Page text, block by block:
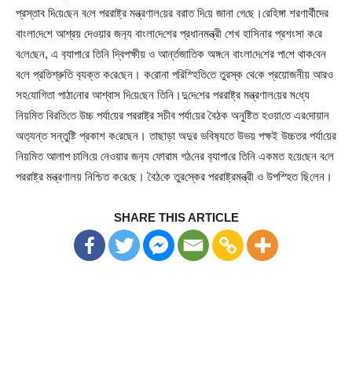
প্রস্তাব দি‌য়ে‌ছেন ব‌লে পররাষ্ট্র মন্ত্রণাল‌য়ের বরাত দি‌য়ে জানা গে‌ছে।রে‌হিঙ্গা শরণার্থীদের
বাংলা‌দে‌শে আশ্রয় দেওয়ার জন‌্য বাংলা‌দে‌শের প্রধানমন্ত্রী শেখ হা‌সিনার প্রশংসা ক‌রে‌
ব‌লে‌ছেন, এ ব‌্যাপা‌রে তি‌নি দ্বিপক্ষীয় ও আর্ন্তজা‌তিক অঙ্গ‌নে বাংলা‌দে‌শের পা‌শে থাক‌বেন
ব‌লে প্রতিশ্রু‌তি ব‌্যক্ত ক‌রে‌ছেন। ক‌রোনা প‌রি‌স্হি‌তি‌তে তুরস্ক থে‌কে প্রয়োজনীয় আরও
সহ‌যো‌গিতা পাঠা‌নোর আশ্বাস দি‌য়ে‌ছেন তি‌নি।দু‌দে‌শের পররাষ্ট্র মন্ত্রণাল‌য়ের ম‌ধ্যে
নিয়‌মিত বিরতি‌তে উচ্চ পর্যা‌য়ের পররাষ্ট্র সচীব পর্যা‌য়ের বৈঠক অনু‌ষ্টিত হওয়া‌তে এর‌দোয়ান
অত‌্যন্ত সন্তু‌ষ্টি প্রকাশ ক‌রেছেন। তাছাড়া অদুর ভ‌বিষ‌্যতে উভয় পক্ষই উচ্চতর পর্যা‌য়ের
নিয়‌মিত আলাপ চালি‌য়ে নেওয়ার জন‌্য ফোরাম গঠ‌নের ব‌্যাপা‌রে তি‌নি একমত হ‌য়ে‌ছেন ব‌লে
পররাষ্ট্র মন্ত্রণাল‌য় নি‌শ্চিত ক‌রে‌ছে। বৈঠ‌কে তুর‌স্কের পররাষ্ট্রমন্ত্রী ও উপ‌স্হিত ছি‌লেন।
SHARE THIS ARTICLE